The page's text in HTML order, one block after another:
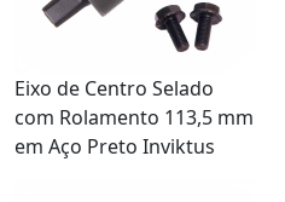
Eixo de Centro Selado
com Rolamento 113,5 mm
em Aço Preto Inviktus